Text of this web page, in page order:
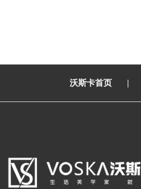
沃斯卡首页 |